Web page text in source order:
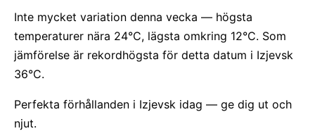
Inte mycket variation denna vecka — högsta
temperaturer nära 24°C, lägsta omkring 12°C. Som
jämförelse är rekordhögsta för detta datum i Izjevsk
36°C.
Perfekta förhållanden i Izjevsk idag — ge dig ut och
njut.